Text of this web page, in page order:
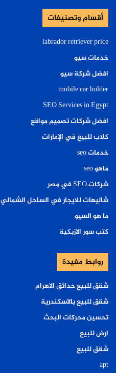
أقسام وتصنيفات
labrador retriever price
خدمات سيو
افضل شركة سيو
mobile car holder
SEO Services in Egypt
افضل شركات تصميم مواقع
كلاب للبيع في الإمارات
خدمات seo
ماهو seo
شركات SEO في مصر
شاليهات للايجار في الساحل الشمالي
ما هو السيو
كتب سور الازبكية
روابط مفيدة
شقق للبيع حدائق الاهرام
شقق للبيع بالاسكندرية
تحسين محركات البحث
ارض للبيع
شقق للبيع
apt